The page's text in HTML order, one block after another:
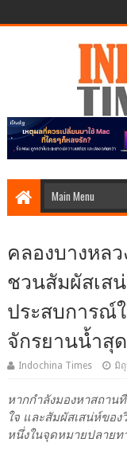
คลองบางหล
ชวนสัมผัสเส
ประสบการณ์ใ
จักรยานน้ำสุ
Indochina Times มิ
หากกำลังมองหาสถาน
ใจ และสัมผัสเสน่ห์ขอ
หนึ่งในจุดหมายปลายท